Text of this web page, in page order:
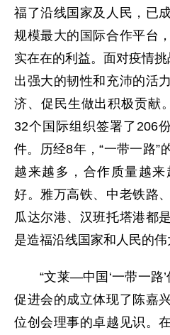
福了沿线国家及人民，已
规模最大的国际合作平台
实在在的利益。面对疫情
出强大的韧性和充沛的活
济、促民生做出积极贡献
32个国际组织签署了206
件。历经8年，“一带一路”
越来越多，合作质量越
好。雅万高铁、中老铁路
瓜达尔港、汉班托塔港都
是造福沿线国家和人民的伟
“文莱—中国‘一带一路’
促进会的成立体现了陈嘉
位创会理事的卓越见识。